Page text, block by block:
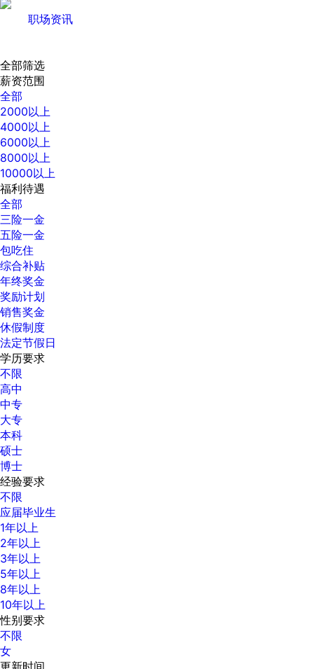
职场资讯
全部筛选
薪资范围
全部
2000以上
4000以上
6000以上
8000以上
10000以上
福利待遇
全部
三险一金
五险一金
包吃住
综合补贴
年终奖金
奖励计划
销售奖金
休假制度
法定节假日
学历要求
不限
高中
中专
大专
本科
硕士
博士
经验要求
不限
应届毕业生
1年以上
2年以上
3年以上
5年以上
8年以上
10年以上
性别要求
不限
女
更新时间